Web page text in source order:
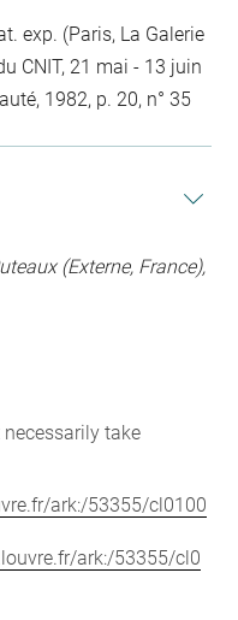
exp. (Paris, La Galerie
CNIT, 21 mai - 13 juin
1982, p. 20, n° 35
(Externe, France),
take
ark:/53355/cl0100
ark:/53355/cl0